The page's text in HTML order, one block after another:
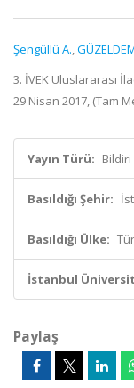
Şengüllü A.,
3. İVEK Uluslararası
29 Nisan 2017, (Tam
Yayın Türü:
Basıldığı Şehir:
Basıldığı Ülke:
İstanbul
Paylaş